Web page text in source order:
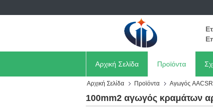
Αρχική Σελίδα Προϊόντα
Αρχική Σελίδα Προϊόντα Αγωγός AACSR
100mm2 αγωγός κραμάτων